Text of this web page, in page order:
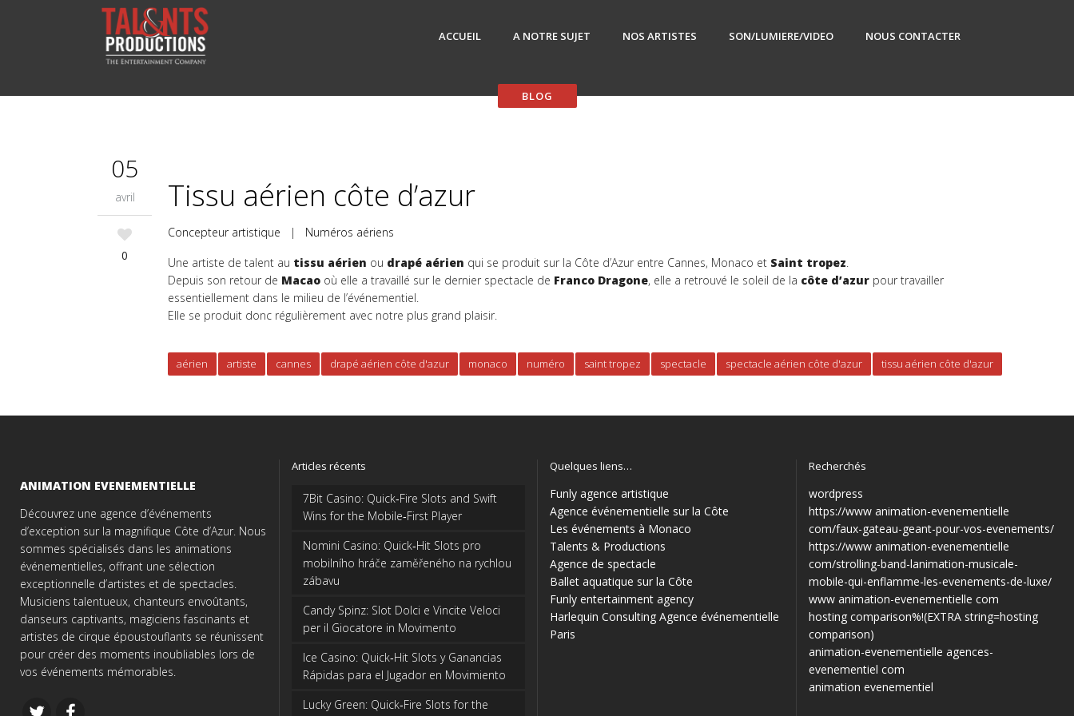
ACCUEIL A NOTRE SUJET NOS ARTISTES SON/LUMIERE/VIDEO NOUS CONTACTER
05
avril
0
Tissu aérien côte d’azur
Concepteur artistique | Numéros aériens
Une artiste de talent au tissu aérien ou drapé aérien qui se produit sur la Côte d’Azur entre Cannes, Monaco et Saint tropez.
Depuis son retour de Macao où elle a travaillé sur le dernier spectacle de Franco Dragone, elle a retrouvé le soleil de la côte d’azur pour travailler
essentiellement dans le milieu de l’événementiel.
Elle se produit donc régulièrement avec notre plus grand plaisir.
aérien artiste cannes drapé aérien côte d'azur monaco numéro saint tropez spectacle spectacle aérien côte d'azur tissu aérien côte d'azur
ANIMATION EVENEMENTIELLE
Découvrez une agence d’événements
d’exception sur la magnifique Côte d’Azur. Nous
sommes spécialisés dans les animations
événementielles, offrant une sélection
exceptionnelle d’artistes et de spectacles.
Musiciens talentueux, chanteurs envoûtants,
danseurs captivants, magiciens fascinants et
artistes de cirque époustouflants se réunissent
pour créer des moments inoubliables lors de
vos événements mémorables.
Articles récents
7Bit Casino: Quick‑Fire Slots and Swift
Wins for the Mobile‑First Player
Nomini Casino: Quick‑Hit Slots pro
mobilního hráče zaměřeného na rychlou
zábavu
Candy Spinz: Slot Dolci e Vincite Veloci
per il Giocatore in Movimento
Ice Casino: Quick‑Hit Slots y Ganancias
Rápidas para el Jugador en Movimiento
Lucky Green: Quick‑Fire Slots for the
Quelques liens…
Funly agence artistique
Agence événementielle sur la Côte
Les événements à Monaco
Talents & Productions
Agence de spectacle
Ballet aquatique sur la Côte
Funly entertainment agency
Harlequin Consulting Agence événementielle
Paris
Recherchés
wordpress
https://www animation-evenementielle
com/faux-gateau-geant-pour-vos-evenements/
https://www animation-evenementielle
com/strolling-band-lanimation-musicale-
mobile-qui-enflamme-les-evenements-de-luxe/
www animation-evenementielle com
hosting comparison%!(EXTRA string=hosting
comparison)
animation-evenementielle agences-
evenementiel com
animation evenementiel